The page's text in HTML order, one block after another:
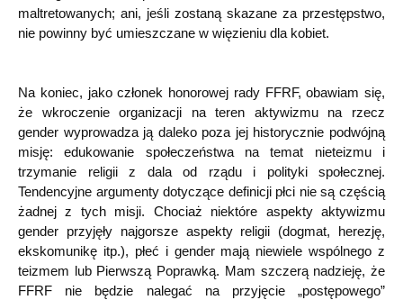
maltretowanych; ani, jeśli zostaną skazane za przestępstwo,
nie powinny być umieszczane w więzieniu dla kobiet.
Na koniec, jako członek honorowej rady FFRF, obawiam się,
że wkroczenie organizacji na teren aktywizmu na rzecz
gender wyprowadza ją daleko poza jej historycznie podwójną
misję: edukowanie społeczeństwa na temat nieteizmu i
trzymanie religii z dala od rządu i polityki społecznej.
Tendencyjne argumenty dotyczące definicji płci nie są częścią
żadnej z tych misji. Chociaż niektóre aspekty aktywizmu
gender przyjęły najgorsze aspekty religii (dogmat, herezję,
ekskomunikę itp.), płeć i gender mają niewiele wspólnego z
teizmem lub Pierwszą Poprawką. Mam szczerą nadzieję, że
FFRF nie będzie nalegać na przyjęcie „postępowego”